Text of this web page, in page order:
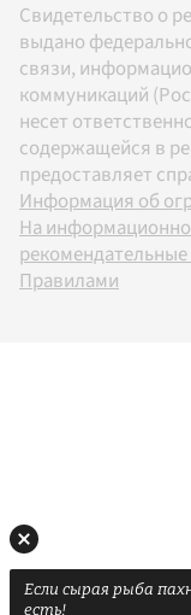
Свидетельство о
выдано
связи,
коммуникаций
несет
содержащейся в
предоставляет
Информация об
На
Правилами
Если сырая рыба
есть!